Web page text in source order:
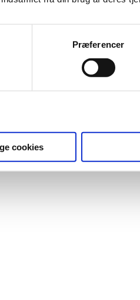
Præferencer
cookies